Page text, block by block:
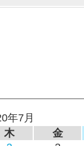
年7月
木
金